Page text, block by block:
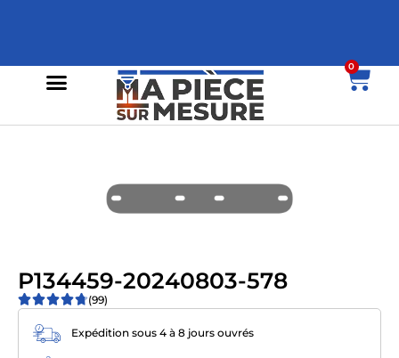
0
P134459-20240803-578
(99)
Expédition sous 4 à 8 jours ouvrés